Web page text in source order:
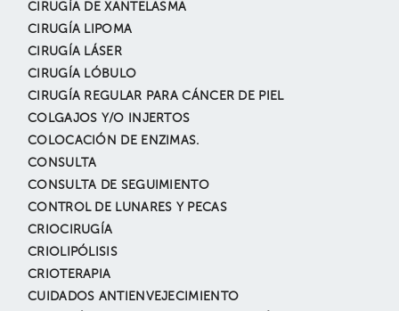
CIRUGÍA DE XANTELASMA
CIRUGÍA LIPOMA
CIRUGÍA LÁSER
CIRUGÍA LÓBULO
CIRUGÍA REGULAR PARA CÁNCER DE PIEL
COLGAJOS Y/O INJERTOS
COLOCACIÓN DE ENZIMAS.
CONSULTA
CONSULTA DE SEGUIMIENTO
CONTROL DE LUNARES Y PECAS
CRIOCIRUGÍA
CRIOLIPÓLISIS
CRIOTERAPIA
CUIDADOS ANTIENVEJECIMIENTO